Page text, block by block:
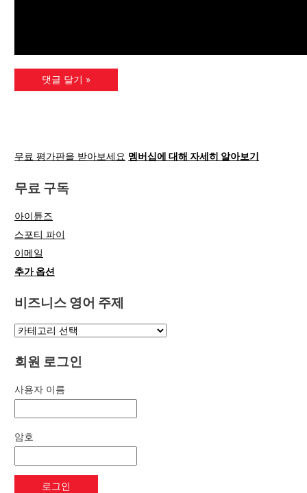
무료 평가판을 받아보세요 멤버십에 대해 자세히 알아보기
무료 구독
아이튠즈
스포티 파이
이메일
추가 옵션
비즈니스 영어 주제
회원 로그인
사용자 이름
암호